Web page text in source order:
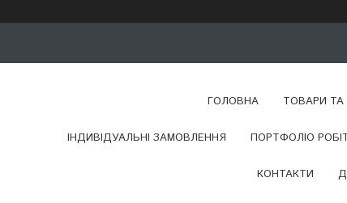
ГОЛОВНА ТОВАРИ
ІНДИВІДУАЛЬНІ ЗАМОВЛЕННЯ ПОРТФОЛІО
КОНТАКТИ